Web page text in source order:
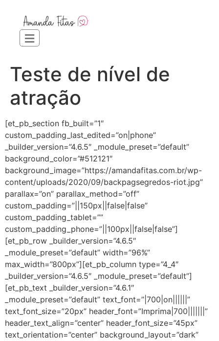
Teste de nível de
atração
[et_pb_section fb_built=”1″
custom_padding_last_edited=”on|phone”
_builder_version=”4.6.5″ _module_preset=”default”
background_color=”#512121″
background_image=”https://amandafitas.com.br/wp-
content/uploads/2020/09/backpagsegredos-riot.jpg”
parallax=”on” parallax_method=”off”
custom_padding=”||150px||false|false”
custom_padding_tablet=””
custom_padding_phone=”||100px||false|false”]
[et_pb_row _builder_version=”4.6.5″
_module_preset=”default” width=”96%”
max_width=”800px”][et_pb_column type=”4_4″
_builder_version=”4.6.5″ _module_preset=”default”]
[et_pb_text _builder_version=”4.6.1″
_module_preset=”default” text_font=”|700|on||||||”
text_font_size=”20px” header_font=”Imprima|700|||||||”
header_text_align=”center” header_font_size=”45px”
text_orientation=”center” background_layout=”dark”